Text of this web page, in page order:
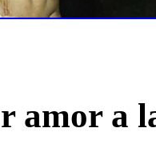
amor a